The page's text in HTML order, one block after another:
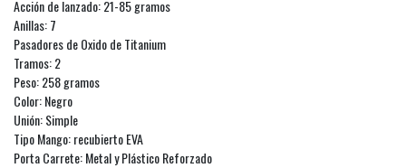
Acción de lanzado: 21-85 gramos
Anillas: 7
Pasadores de Oxido de Titanium
Tramos: 2
Peso: 258 gramos
Color: Negro
Unión: Simple
Tipo Mango: recubierto EVA
Porta Carrete: Metal y Plástico Reforzado